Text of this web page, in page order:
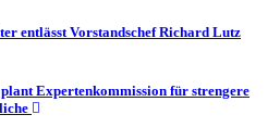
entlässt Vorstandschef Richard Lutz
Expertenkommission für strengere